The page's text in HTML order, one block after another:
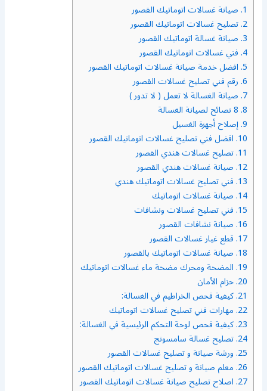
1. صيانة غسالات اتوماتيك القصور
2. تصليح غسالات اتوماتيك القصور
3. صيانة غسالة اتوماتيك القصور
4. فني غسالات اتوماتيك القصور
5. افضل خدمة صيانة غسالات اتوماتيك القصور
6. رقم فني تصليح غسالات القصور
7. صيانة الغسالة لا تعمل ( لا تدور )
8.
9. إصلاح أجهزة الغسيل
10. افضل فني تصليح غسالات اتومانيك القصور
11. تصليح غسالات هندي القصور
12. صيانة غسالات هندي القصور
13. فني تصليح غسالات اتوماتيك هندي
14. صيانة غسالات اتوماتيك
15. فني تصليح غسالات ونشافات
16. صيانة نشافات القصور
17. قطع غيار غسالات القصور
18. صيانة غسالات اتوماتيك بالقصور
19. المضخة ومحرك مضخة ماء غسالات اتوماتيك
20. حزام الأمان
21. كيفية فحص الخراطيم في الغسالة:
22. مهارات فني تصليح غسالات اتوماتيك
23. كيفية فحص لوحة التحكم الرئيسية في الغسالة:
24. تصليح غسالة سامسونج
25. ورشة صيانة و تصليح غسالات القصور
26. معلم صيانة و تصليح غسالات اتوماتيك القصور
27. اصلاح تصليح صيانة غسالات اتوماتيك القصور